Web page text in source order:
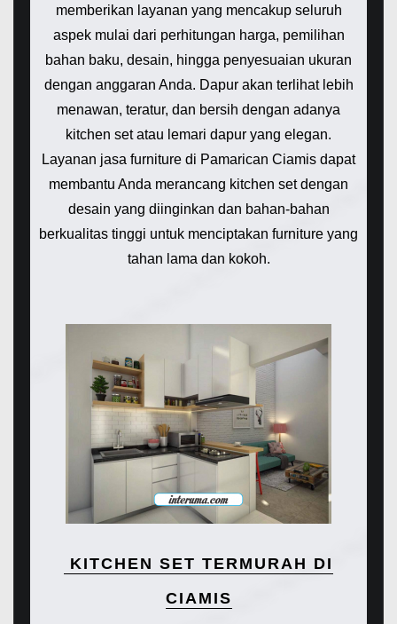
memberikan layanan yang mencakup seluruh
aspek mulai dari perhitungan harga, pemilihan
bahan baku, desain, hingga penyesuaian ukuran
dengan anggaran Anda. Dapur akan terlihat lebih
menawan, teratur, dan bersih dengan adanya
kitchen set atau lemari dapur yang elegan.
Layanan jasa furniture di Pamarican Ciamis dapat
membantu Anda merancang kitchen set dengan
desain yang diinginkan dan bahan-bahan
berkualitas tinggi untuk menciptakan furniture yang
tahan lama dan kokoh.
KITCHEN SET TERMURAH DI
CIAMIS